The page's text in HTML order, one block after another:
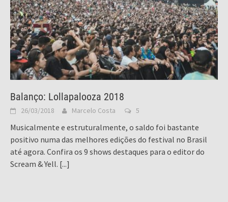
Balanço: Lollapalooza 2018
26/03/2018 Marcelo Costa 5
Musicalmente e estruturalmente, o saldo foi bastante
positivo numa das melhores edições do festival no Brasil
até agora. Confira os 9 shows destaques para o editor do
Scream & Yell. [...]